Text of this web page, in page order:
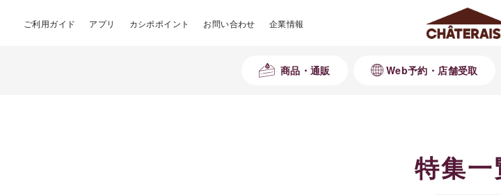
ご利用ガイド アプリ カシポポイント お問い合わせ 企業情報
商品・通販 Web予約・店舗受取
特集一